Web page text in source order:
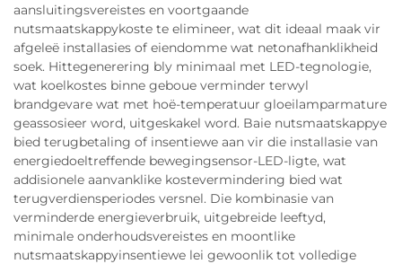
aansluitingsvereistes en voortgaande
nutsmaatskappykoste te elimineer, wat dit ideaal maak vir
afgeleë installasies of eiendomme wat netonafhanklikheid
soek. Hittegenerering bly minimaal met LED-tegnologie,
wat koelkostes binne geboue verminder terwyl
brandgevare wat met hoë-temperatuur gloeilamparmature
geassosieer word, uitgeskakel word. Baie nutsmaatskappye
bied terugbetaling of insentiewe aan vir die installasie van
energiedoeltreffende bewegingsensor-LED-ligte, wat
addisionele aanvanklike kostevermindering bied wat
terugverdiensperiodes versnel. Die kombinasie van
verminderde energieverbruik, uitgebreide leeftyd,
minimale onderhoudsvereistes en moontlike
nutsmaatskappyinsentiewe lei gewoonlik tot volledige